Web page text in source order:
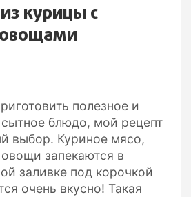
курицы с
полезное и
блюдо, мой рецепт
выбор. Куриное мясо,
запекаются в
заливке под корочкой
очень вкусно! Такая